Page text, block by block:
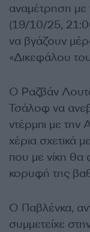
αναμέτρηση με
(19/10/25,
να βγάζουν
«Δικεφάλου
Ο Ραζβάν
Τσάλοφ να
ντέρμπι με την
χέρια σχετικά
που με νίκη θα
κορυφή της
Ο Παβλένκα,
συμμετείχε